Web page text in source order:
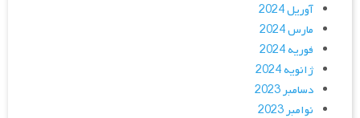
آوریل 2024
مارس 2024
فوریه 2024
ژانویه 2024
دسامبر 2023
نوامبر 2023